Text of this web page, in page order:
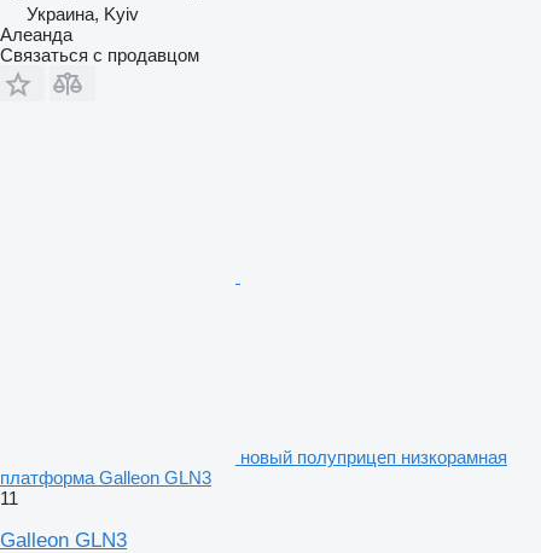
Украина, Kyiv
Алеанда
Связаться с продавцом
новый полуприцеп низкорамная
платформа Galleon GLN3
11
Galleon GLN3